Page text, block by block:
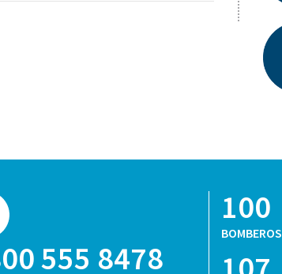
555 8478
100
BOMBEROS